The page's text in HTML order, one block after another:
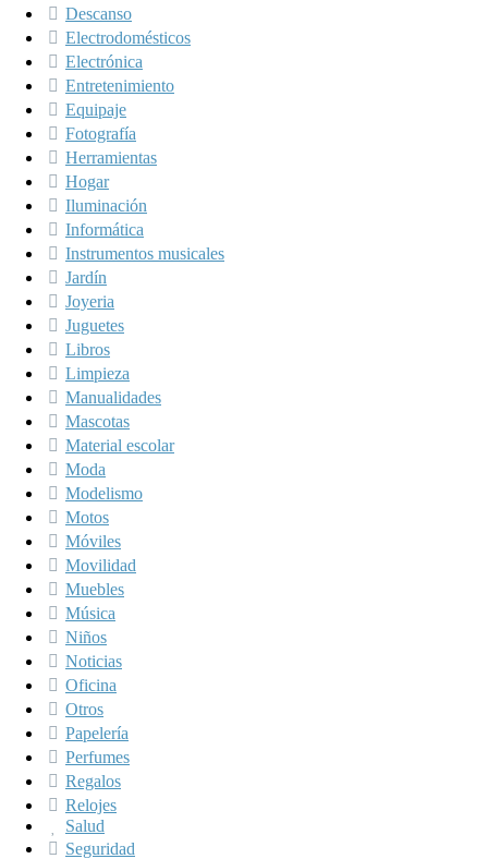
Descanso
Electrodomésticos
Electrónica
Entretenimiento
Equipaje
Fotografía
Herramientas
Hogar
Iluminación
Informática
Instrumentos musicales
Jardín
Joyeria
Juguetes
Libros
Limpieza
Manualidades
Mascotas
Material escolar
Moda
Modelismo
Motos
Móviles
Movilidad
Muebles
Música
Niños
Noticias
Oficina
Otros
Papelería
Perfumes
Regalos
Relojes
Salud
Seguridad